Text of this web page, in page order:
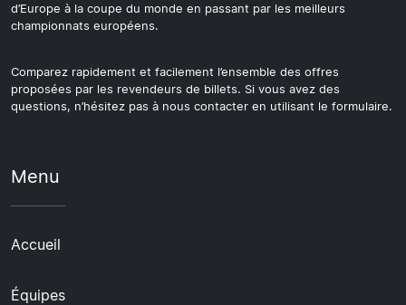
d’Europe à la coupe du monde en passant par les meilleurs
championnats européens.
Comparez rapidement et facilement l’ensemble des offres
proposées par les revendeurs de billets. Si vous avez des
questions, n’hésitez pas à nous contacter en utilisant le formulaire.
Menu
Accueil
Équipes